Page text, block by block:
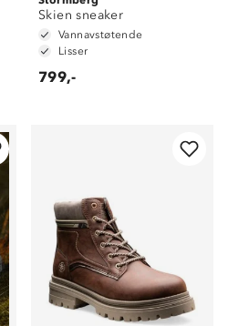
Skien sneaker
Vannavstøtende
Lisser
799,-